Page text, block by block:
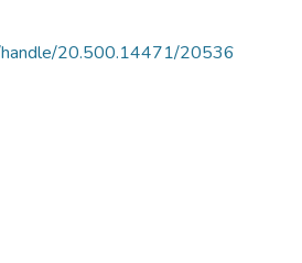
handle/20.500.14471/20536